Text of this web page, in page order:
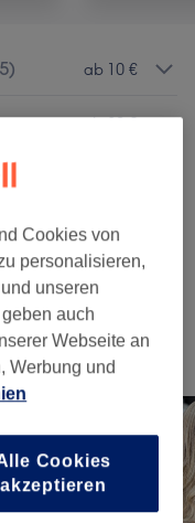
5) ab 10 €
ab 30 €
6) ab 12 €
)
Cookies von
personalisieren,
unseren
auch
Webseite an
Werbung und
Cookies
akzeptieren